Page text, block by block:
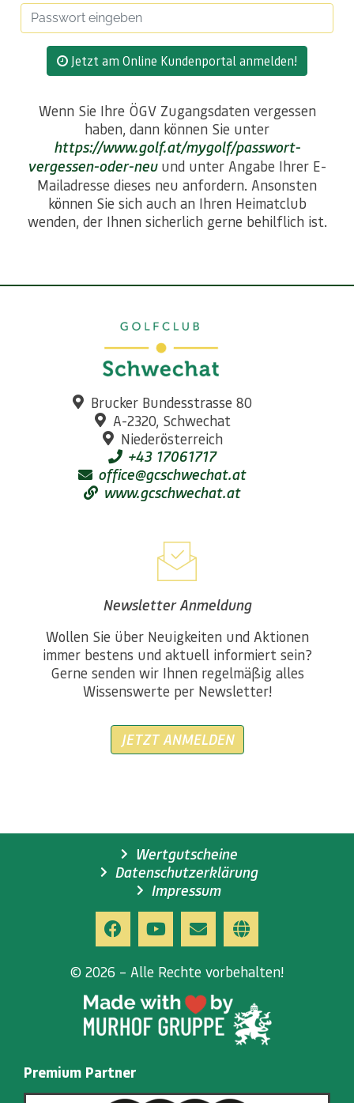
Jetzt am Online Kundenportal anmelden!
Wenn Sie Ihre ÖGV Zugangsdaten vergessen
haben, dann können Sie unter
https://www.golf.at/mygolf/passwort-
vergessen-oder-neuund unter Angabe Ihrer E-
Mailadresse dieses neu anfordern. Ansonsten
können Sie sich auch an Ihren Heimatclub
wenden, der Ihnen sicherlich gerne behilflich ist.
Brucker Bundesstrasse 80
A-2320, Schwechat
Niederösterreich
+43 17061717
office@gcschwechat.at
www.gcschwechat.at
Newsletter Anmeldung
Wollen Sie über Neuigkeiten und Aktionen
immer bestens und aktuell informiert sein?
Gerne senden wir Ihnen regelmäßig alles
Wissenswerte per Newsletter!
JETZT ANMELDEN
Wertgutscheine
Datenschutzerklärung
Impressum
© 2026 – Alle Rechte vorbehalten!
Premium Partner